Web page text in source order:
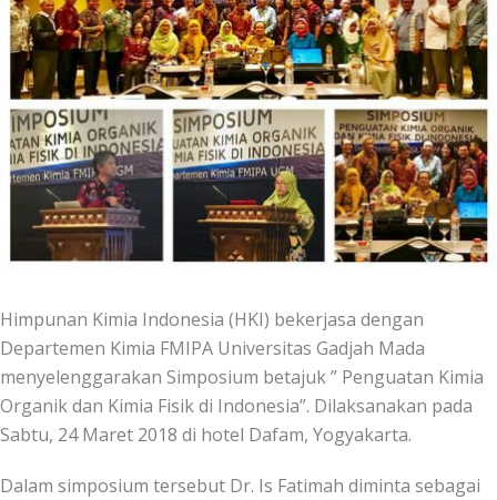
Himpunan Kimia Indonesia (HKI) bekerjasa dengan
Departemen Kimia FMIPA Universitas Gadjah Mada
menyelenggarakan Simposium betajuk ” Penguatan Kimia
Organik dan Kimia Fisik di Indonesia”. Dilaksanakan pada
Sabtu, 24 Maret 2018 di hotel Dafam, Yogyakarta.
Dalam simposium tersebut Dr. Is Fatimah diminta sebagai